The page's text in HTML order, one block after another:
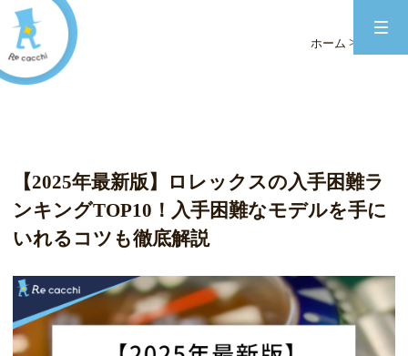
ホーム >
【2025年最新版】ロレックスの入手困難ラ
ンキングTOP10！入手困難なモデルを手に
いれるコツも徹底解説